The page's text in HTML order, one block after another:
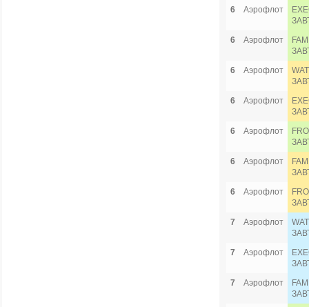
6
Аэрофлот
6
Аэрофлот
6
Аэрофлот
6
Аэрофлот
6
Аэрофлот
6
Аэрофлот
6
Аэрофлот
7
Аэрофлот
7
Аэрофлот
7
Аэрофлот